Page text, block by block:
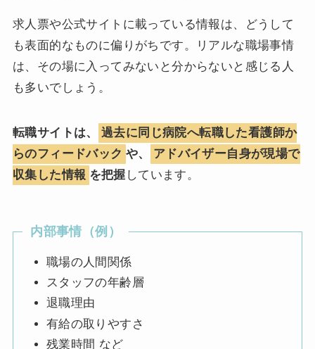
求人票や公式サイトに載っている情報は、どうして
も表面的なものに偏りがちです。リアルな職場事情
は、その場に入ってみないと分からないと感じる人
も多いでしょう。
転職サイトは、
過去に同じ病院へ転職した看護師か
らのフィードバック や、
アドバイザー自身が現場で
収集した情報 を把握 しています。
内部事情（例）
職場の人間関係
スタッフの年齢層
退職理由
有給の取りやすさ
残業時間 など